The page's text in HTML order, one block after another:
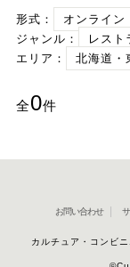
形式：
オンライン
ジャンル：
レスト
エリア：
北海道・
全0件
お問い合わせ
カルチュア・コンビ